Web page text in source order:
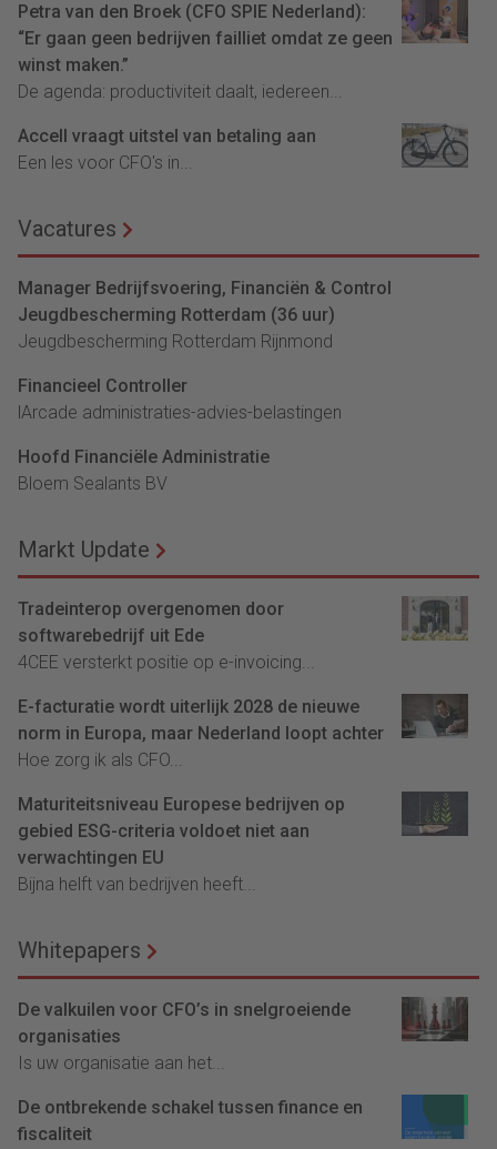
Petra van den Broek (CFO SPIE Nederland):
“Er gaan geen bedrijven failliet omdat ze geen
winst maken.”
De agenda: productiviteit daalt, iedereen...
Accell vraagt uitstel van betaling aan
Een les voor CFO's in...
Vacatures
Manager Bedrijfsvoering, Financiën & Control
Jeugdbescherming Rotterdam (36 uur)
Jeugdbescherming Rotterdam Rijnmond
Financieel Controller
lArcade administraties-advies-belastingen
Hoofd Financiële Administratie
Bloem Sealants BV
Markt Update
Tradeinterop overgenomen door
softwarebedrijf uit Ede
4CEE versterkt positie op e-invoicing...
E-facturatie wordt uiterlijk 2028 de nieuwe
norm in Europa, maar Nederland loopt achter
Hoe zorg ik als CFO...
Maturiteitsniveau Europese bedrijven op
gebied ESG-criteria voldoet niet aan
verwachtingen EU
Bijna helft van bedrijven heeft...
Whitepapers
De valkuilen voor CFO’s in snelgroeiende
organisaties
Is uw organisatie aan het...
De ontbrekende schakel tussen finance en
fiscaliteit